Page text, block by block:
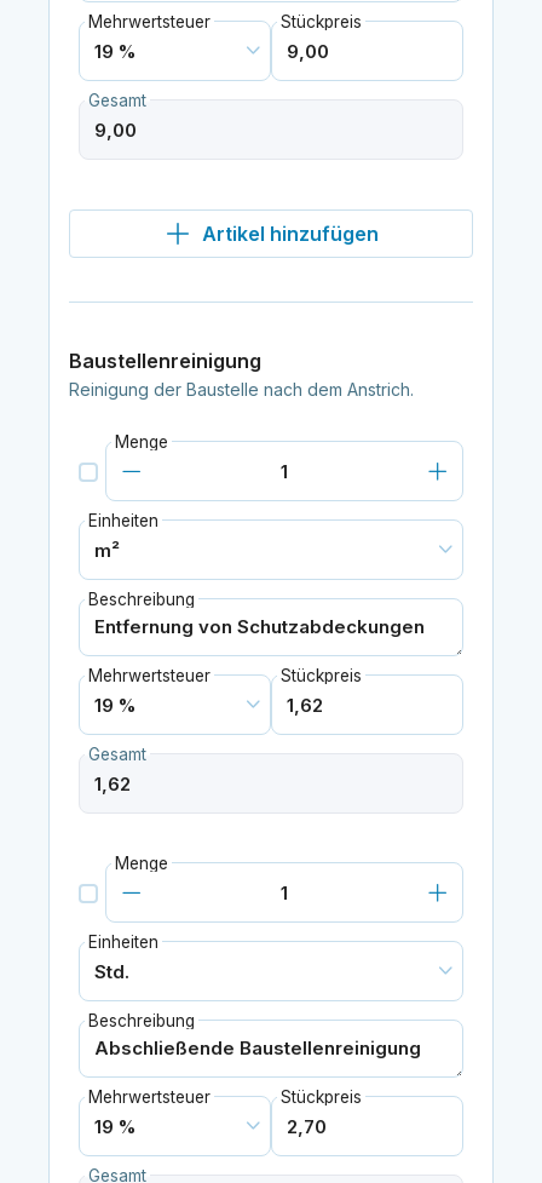
Mehrwertsteuer Stückpreis
Gesamt
Artikel hinzufügen
Baustellenreinigung
Reinigung der Baustelle nach dem Anstrich.
Menge
Einheiten
Beschreibung
Mehrwertsteuer Stückpreis
Gesamt
Menge
Einheiten
Beschreibung
Mehrwertsteuer Stückpreis
Gesamt